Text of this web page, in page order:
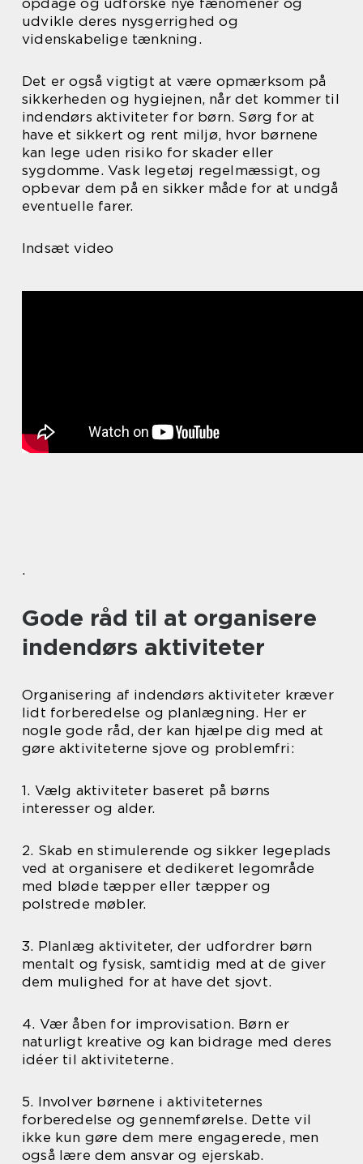
udvikle deres nysgerrighed og
videnskabelige tænkning.
Det er også vigtigt at være opmærksom på
sikkerheden og hygiejnen, når det kommer til
indendørs aktiviteter for børn. Sørg for at
have et sikkert og rent miljø, hvor børnene
kan lege uden risiko for skader eller
sygdomme. Vask legetøj regelmæssigt, og
opbevar dem på en sikker måde for at undgå
eventuelle farer.
Indsæt video
.
Gode råd til at organisere
indendørs aktiviteter
Organisering af indendørs aktiviteter kræver
lidt forberedelse og planlægning. Her er
nogle gode råd, der kan hjælpe dig med at
gøre aktiviteterne sjove og problemfri:
1. Vælg aktiviteter baseret på børns
interesser og alder.
2. Skab en stimulerende og sikker legeplads
ved at organisere et dedikeret legområde
med bløde tæpper eller tæpper og
polstrede møbler.
3. Planlæg aktiviteter, der udfordrer børn
mentalt og fysisk, samtidig med at de giver
dem mulighed for at have det sjovt.
4. Vær åben for improvisation. Børn er
naturligt kreative og kan bidrage med deres
idéer til aktiviteterne.
5. Involver børnene i aktiviteternes
forberedelse og gennemførelse. Dette vil
ikke kun gøre dem mere engagerede, men
også lære dem ansvar og ejerskab.